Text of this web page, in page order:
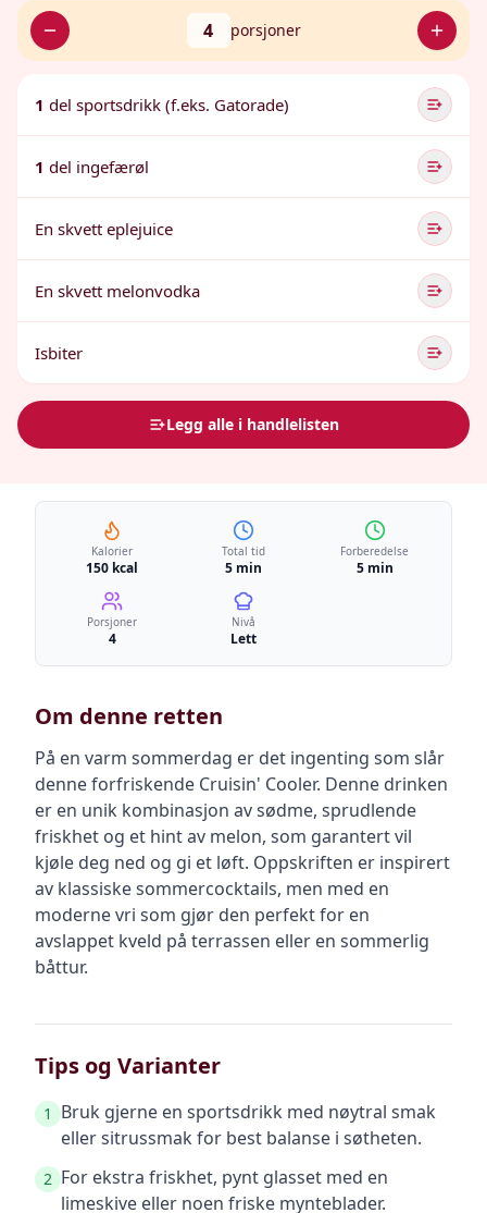
4 porsjoner
1 del sportsdrikk (f.eks. Gatorade)
1 del ingefærøl
En skvett eplejuice
En skvett melonvodka
Isbiter
Legg alle i handlelisten
Kalorier
150 kcal
Total tid
5 min
Forberedelse
5 min
Porsjoner
4
Nivå
Lett
Om denne retten
På en varm sommerdag er det ingenting som slår
denne forfriskende Cruisin' Cooler. Denne drinken
er en unik kombinasjon av sødme, sprudlende
friskhet og et hint av melon, som garantert vil
kjøle deg ned og gi et løft. Oppskriften er inspirert
av klassiske sommercocktails, men med en
moderne vri som gjør den perfekt for en
avslappet kveld på terrassen eller en sommerlig
båttur.
Tips og Varianter
1
Bruk gjerne en sportsdrikk med nøytral smak
eller sitrussmak for best balanse i søtheten.
2 For ekstra friskhet, pynt glasset med en
limeskive eller noen friske mynteblader.